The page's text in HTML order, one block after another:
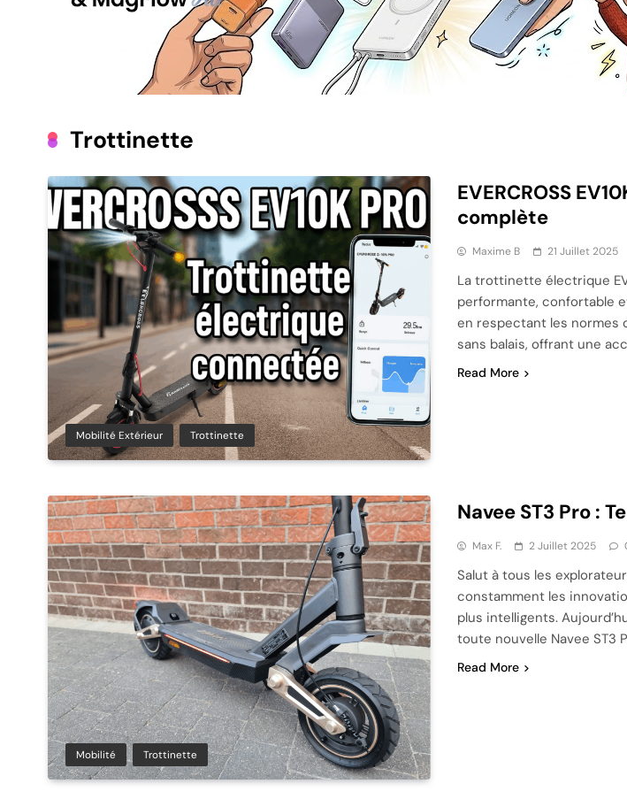
Trottinette
Mobilité Extérieur Trottinette
EVERCROSS
complète
Maxime B 21 Juillet 2025
La trottinette électrique
performante, confortable
en respectant les normes
sans balais, offrant une
Read More
Mobilité Trottinette
Navee ST3 Pro :
Max F. 2 Juillet 2025
Salut à tous les
constamment les
plus intelligents.
toute nouvelle Navee ST3
Read More